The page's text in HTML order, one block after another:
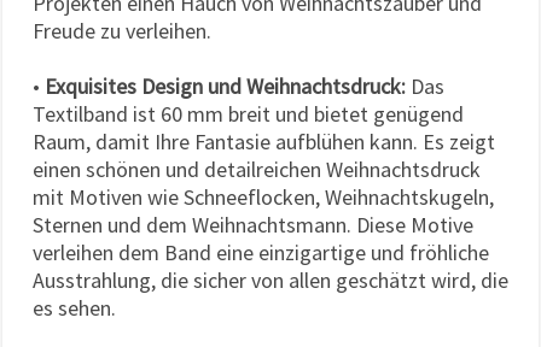
Freude zu verleihen.
• Exquisites Design und Weihnachtsdruck: Das
Textilband ist 60 mm breit und bietet genügend
Raum, damit Ihre Fantasie aufblühen kann. Es zeigt
einen schönen und detailreichen Weihnachtsdruck
mit Motiven wie Schneeflocken, Weihnachtskugeln,
Sternen und dem Weihnachtsmann. Diese Motive
verleihen dem Band eine einzigartige und fröhliche
Ausstrahlung, die sicher von allen geschätzt wird, die
es sehen.